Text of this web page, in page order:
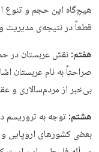
هیچ‌گاه این حجم و تنوع
قطعاً در نتیجه‌ی
هفتم:نقش عربستان در
صراحتاً به نام عربستان
بی‌خبر از مردم‌سالاری و
هشتم:توجه به
بعضی کشورهای اروپایی